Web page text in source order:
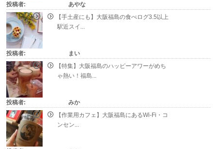
投稿者:
あやな
【手土産にも】大阪福島の食べログ3.5以上
駅近スイ...
投稿者:
まい
【特集】大阪福島のハッピーアワーがめち
ゃ熱い！福島...
投稿者:
みか
【作業用カフェ】大阪福島にあるWi-Fi・コ
ンセン...